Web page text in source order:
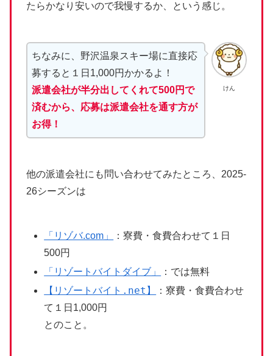
たらかなり安いので我慢するか、という感じ。
けん
ちなみに、野沢温泉スキー場に直接応
募すると１日1,000円かかるよ！
派遣会社が半分出してくれて500円で
済むから、応募は派遣会社を通す方が
お得！
他の派遣会社にも問い合わせてみたところ、2025-
26シーズンは
「リゾバ.com」
：寮費・食費合わせて１日
500円
「リゾートバイトダイブ」
：では無料
【リゾートバイト.net】
：寮費・食費合わせ
て１日1,000円
とのこと。